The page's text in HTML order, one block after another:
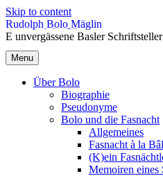
Skip to content
Rudolph Bolo Mäglin
E unvergässene Basler Schriftsteller
Menu
Über Bolo
Biographie
Pseudonyme
Bolo und die Fasnacht
Allgemeines
Fasnacht à la
(K)ein
Memoiren eines